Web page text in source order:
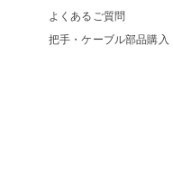
よくあるご質問
把手・ケーブル部品購入